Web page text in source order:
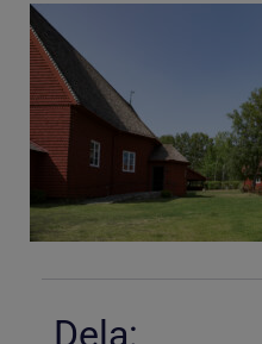
Dela: